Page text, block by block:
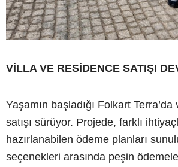
VİLLA VE RESİDENCE SATIŞI
Yaşamın başladığı Folkart
satışı sürüyor. Projede, farklı
hazırlanabilen ödeme planları
seçenekleri arasında peşin